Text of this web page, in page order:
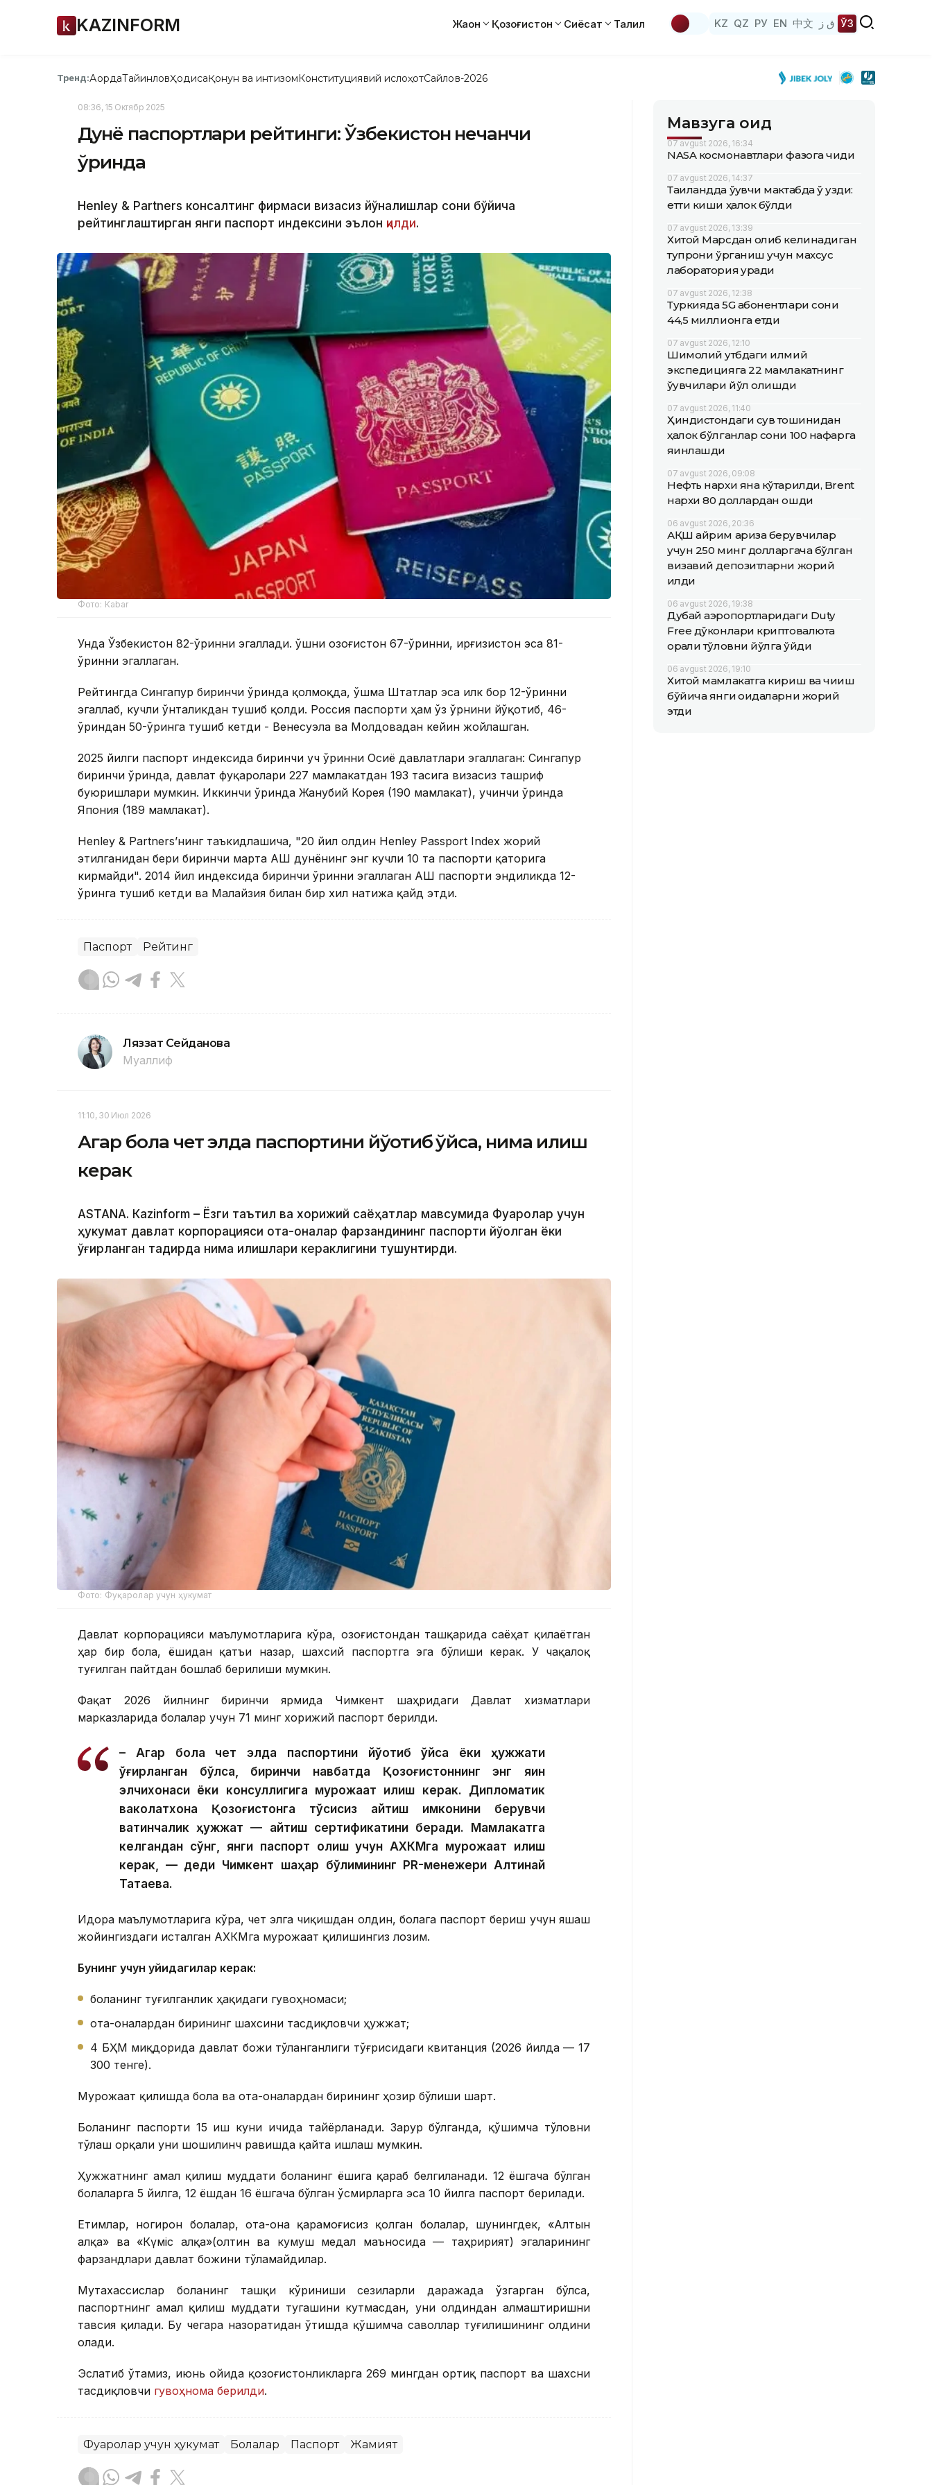
KAZINFORM Жаҳон Қозоғистон Сиёсат Таҳлил KZ QZ РУ EN 中文 ق ز ЎЗ
Тренд:АқордаТайинловҲодисаҚонун ва интизомКонституциявий ислоҳотСайлов-2026
08:36, 15 Октябр 2025
Дунё паспортлари рейтинги: Ўзбекистон нечанчи
ўринда
Henley & Partners консалтинг фирмаси визасиз йўналишлар сони бўйича
рейтинглаштирган янги паспорт индексини эълон қилди.
Фото: Кabar
Унда Ўзбекистон 82-ўринни эгаллади. Қўшни Қозоғистон 67-ўринни, Қирғизистон эса 81-
ўринни эгаллаган.
Рейтингда Сингапур биринчи ўринда қолмоқда, Қўшма Штатлар эса илк бор 12-ўринни
эгаллаб, кучли ўнталикдан тушиб қолди. Россия паспорти ҳам ўз ўрнини йўқотиб, 46-
ўриндан 50-ўринга тушиб кетди - Венесуэла ва Молдовадан кейин жойлашган.
2025 йилги паспорт индексида биринчи уч ўринни Осиё давлатлари эгаллаган: Сингапур
биринчи ўринда, давлат фуқаролари 227 мамлакатдан 193 тасига визасиз ташриф
буюришлари мумкин. Иккинчи ўринда Жанубий Корея (190 мамлакат), учинчи ўринда
Япония (189 мамлакат).
Henley & Partnersʼнинг таъкидлашича, "20 йил олдин Henley Passport Index жорий
этилганидан бери биринчи марта АҚШ дунёнинг энг кучли 10 та паспорти қаторига
кирмайди". 2014 йил индексида биринчи ўринни эгаллаган АҚШ паспорти эндиликда 12-
ўринга тушиб кетди ва Малайзия билан бир хил натижа қайд этди.
Паспорт Рейтинг
Ляззат Сейданова
Муаллиф
11:10, 30 Июл 2026
Агар бола чет элда паспортини йўқотиб қўйса, нима қилиш
керак
ASTANА. Кazinform – Ёзги таътил ва хорижий саёҳатлар мавсумида Фуқаролар учун
ҳукумат давлат корпорацияси ота-оналар фарзандининг паспорти йўқолган ёки
ўғирланган тақдирда нима қилишлари кераклигини тушунтирди.
Фото: Фуқаролар учун ҳукумат
Давлат корпорацияси маълумотларига кўра, Қозоғистондан ташқарида саёҳат қилаётган
ҳар бир бола, ёшидан қатъи назар, шахсий паспортга эга бўлиши керак. У чақалоқ
туғилган пайтдан бошлаб берилиши мумкин.
Фақат 2026 йилнинг биринчи ярмида Чимкент шаҳридаги Давлат хизматлари
марказларида болалар учун 71 минг хорижий паспорт берилди.
– Агар бола чет элда паспортини йўқотиб қўйса ёки ҳужжати
ўғирланган бўлса, биринчи навбатда Қозоғистоннинг энг яқин
элчихонаси ёки консуллигига мурожаат қилиш керак. Дипломатик
ваколатхона Қозоғистонга тўсиқсиз қайтиш имконини берувчи
вақтинчалик ҳужжат — қайтиш сертификатини беради. Мамлакатга
келгандан сўнг, янги паспорт олиш учун АХКМга мурожаат қилиш
керак, — деди Чимкент шаҳар бўлимининг PR-менежери Алтинай
Татаева.
Идора маълумотларига кўра, чет элга чиқишдан олдин, болага паспорт бериш учун яшаш
жойингиздаги исталган АХКМга мурожаат қилишингиз лозим.
Бунинг учун қуйидагилар керак:
боланинг туғилганлик ҳақидаги гувоҳномаси;
ота-оналардан бирининг шахсини тасдиқловчи ҳужжат;
4 БҲМ миқдорида давлат божи тўланганлиги тўғрисидаги квитанция (2026 йилда — 17
300 тенге).
Мурожаат қилишда бола ва ота-оналардан бирининг ҳозир бўлиши шарт.
Боланинг паспорти 15 иш куни ичида тайёрланади. Зарур бўлганда, қўшимча тўловни
тўлаш орқали уни шошилинч равишда қайта ишлаш мумкин.
Ҳужжатнинг амал қилиш муддати боланинг ёшига қараб белгиланади. 12 ёшгача бўлган
болаларга 5 йилга, 12 ёшдан 16 ёшгача бўлган ўсмирларга эса 10 йилга паспорт берилади.
Етимлар, ногирон болалар, ота-она қарамоғисиз қолган болалар, шунингдек, «Алтын
алқа» ва «Күміс алқа»(олтин ва кумуш медал маъносида — таҳририят) эгаларининг
фарзандлари давлат божини тўламайдилар.
Мутахассислар боланинг ташқи кўриниши сезиларли даражада ўзгарган бўлса,
паспортнинг амал қилиш муддати тугашини кутмасдан, уни олдиндан алмаштиришни
тавсия қилади. Бу чегара назоратидан ўтишда қўшимча саволлар туғилишининг олдини
олади.
Эслатиб ўтамиз, июнь ойида қозоғистонликларга 269 мингдан ортиқ паспорт ва шахсни
тасдиқловчи гувоҳнома берилди.
Фуқаролар учун ҳукумат Болалар Паспорт Жамият
Мавзуга оид
07 avgust 2026, 16:34
NASA космонавтлари фазога чиқди
07 avgust 2026, 14:37
Таиландда ўқувчи мактабда ўқ узди:
етти киши ҳалок бўлди
07 avgust 2026, 13:39
Хитой Марсдан олиб келинадиган
тупроқни ўрганиш учун махсус
лаборатория қуради
07 avgust 2026, 12:38
Туркияда 5G абонентлари сони
44,5 миллионга етди
07 avgust 2026, 12:10
Шимолий қутбдаги илмий
экспедицияга 22 мамлакатнинг
ўқувчилари йўл олишди
07 avgust 2026, 11:40
Ҳиндистондаги сув тошқинидан
ҳалок бўлганлар сони 100 нафарга
яқинлашди
07 avgust 2026, 09:08
Нефть нархи яна кўтарилди, Brent
нархи 80 доллардан ошди
06 avgust 2026, 20:36
АҚШ айрим ариза берувчилар
учун 250 минг долларгача бўлган
визавий депозитларни жорий
қилди
06 avgust 2026, 19:38
Дубай аэропортларидаги Duty
Free дўконлари криптовалюта
орқали тўловни йўлга қўйди
06 avgust 2026, 19:10
Хитой мамлакатга кириш ва чиқиш
бўйича янги қоидаларни жорий
этди